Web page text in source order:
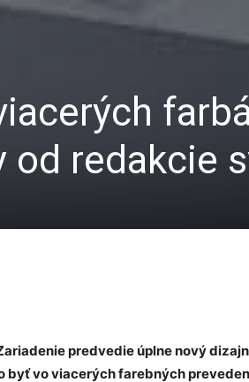
od redakcie
predvedie úplne nový
byť vo viacerých farebných